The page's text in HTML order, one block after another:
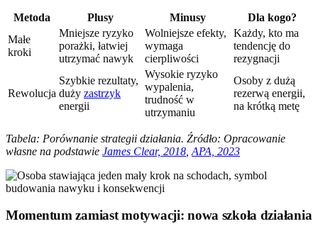
Metoda Plusy Minusy
Dla kogo?
Małe
kroki
Mniejsze ryzyko
porażki, łatwiej
utrzymać nawyk
Wolniejsze efekty,
wymaga
cierpliwości
Każdy, kto ma
tendencję do
rezygnacji
Rewolucja
Szybkie rezultaty,
duży zastrzyk
energii
Wysokie ryzyko
wypalenia,
trudność w
utrzymaniu
Osoby z dużą
rezerwą energii,
na krótką metę
Tabela: Porównanie strategii działania. Źródło: Opracowanie
własne na podstawie James Clear, 2018 APA, 2023
Momentum zamiast motywacji: nowa szkoła działania